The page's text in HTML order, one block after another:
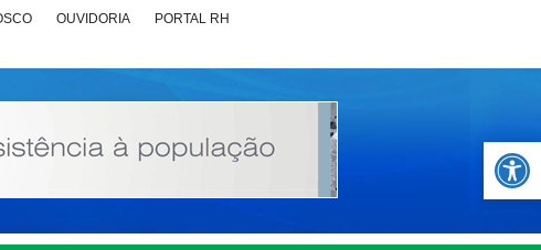
Abrir
OUVIDORIA PORTAL RH